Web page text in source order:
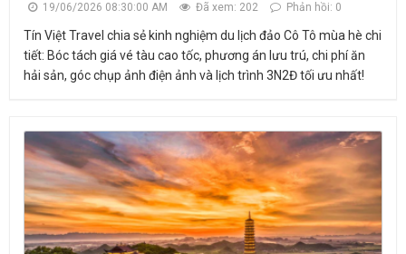
19/06/2026 08:30:00 AM Đã xem: 202 Phản hồi: 0
Tín Việt Travel chia sẻ kinh nghiệm du lịch đảo Cô Tô mùa hè chi
tiết: Bóc tách giá vé tàu cao tốc, phương án lưu trú, chi phí ăn
hải sản, góc chụp ảnh điện ảnh và lịch trình 3N2Đ tối ưu nhất!